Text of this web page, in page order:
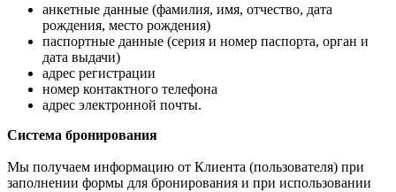
анкетные данные (фамилия, имя, отчество, дата
рождения, место рождения)
паспортные данные (серия и номер паспорта, орган и
дата выдачи)
адрес регистрации
номер контактного телефона
адрес электронной почты.
Система бронирования
Мы получаем информацию от Клиента (пользователя) при
заполнении формы для бронирования и при использовании